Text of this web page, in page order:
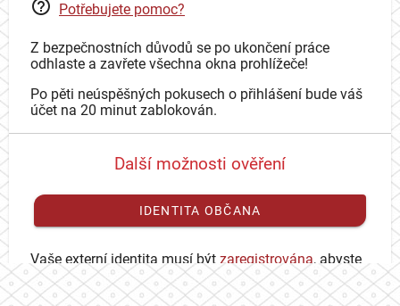
Potřebujete pomoc?
Z bezpečnostních důvodů se po ukončení práce
odhlaste a zavřete všechna okna prohlížeče!
Po pěti neúspěšných pokusech o přihlášení bude váš
účet na 20 minut zablokován.
Další možnosti ověření
IDENTITA OBČANA
Vaše externí identita musí být zaregistrována, abyste
se mohli přihlásit ke svému CAS účtu.